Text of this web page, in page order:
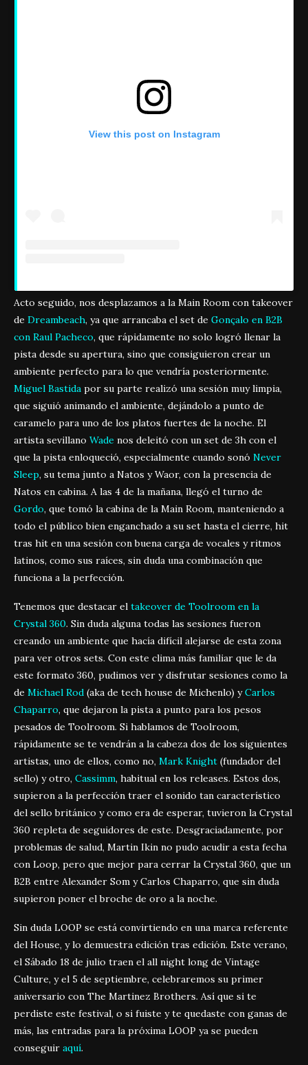
View this post on Instagram
Acto seguido, nos desplazamos a la Main Room con takeover
de Dreambeach, ya que arrancaba el set de Gonçalo en B2B
con Raul Pacheco, que rápidamente no solo logró llenar la
pista desde su apertura, sino que consiguieron crear un
ambiente perfecto para lo que vendría posteriormente.
Miguel Bastida por su parte realizó una sesión muy limpia,
que siguió animando el ambiente, dejándolo a punto de
caramelo para uno de los platos fuertes de la noche. El
artista sevillano Wade nos deleitó con un set de 3h con el
que la pista enloqueció, especialmente cuando sonó Never
Sleep, su tema junto a Natos y Waor, con la presencia de
Natos en cabina. A las 4 de la mañana, llegó el turno de
Gordo, que tomó la cabina de la Main Room, manteniendo a
todo el público bien enganchado a su set hasta el cierre, hit
tras hit en una sesión con buena carga de vocales y ritmos
latinos, como sus raíces, sin duda una combinación que
funciona a la perfección.
Tenemos que destacar el takeover de Toolroom en la
Crystal 360. Sin duda alguna todas las sesiones fueron
creando un ambiente que hacía difícil alejarse de esta zona
para ver otros sets. Con este clima más familiar que le da
este formato 360, pudimos ver y disfrutar sesiones como la
de Michael Rod (aka de tech house de Michenlo) yCarlos
Chaparro, que dejaron la pista a punto para los pesos
pesados de Toolroom. Si hablamos de Toolroom,
rápidamente se te vendrán a la cabeza dos de los siguientes
artistas, uno de ellos, como no, Mark Knight (fundador del
sello) y otro, Cassimm, habitual en los releases. Estos dos,
supieron a la perfección traer el sonido tan característico
del sello británico y como era de esperar, tuvieron la Crystal
360 repleta de seguidores de este. Desgraciadamente, por
problemas de salud, Martin Ikin no pudo acudir a esta fecha
con Loop, pero que mejor para cerrar la Crystal 360, que un
B2B entre Alexander Som y Carlos Chaparro, que sin duda
supieron poner el broche de oro a la noche.
Sin duda LOOP se está convirtiendo en una marca referente
del House, y lo demuestra edición tras edición. Este verano,
el Sábado 18 de julio traen el all night long de Vintage
Culture, y el 5 de septiembre, celebraremos su primer
aniversario con The Martinez Brothers. Así que si te
perdiste este festival, o si fuiste y te quedaste con ganas de
más, las entradas para la próxima LOOP ya se pueden
conseguir aquí.